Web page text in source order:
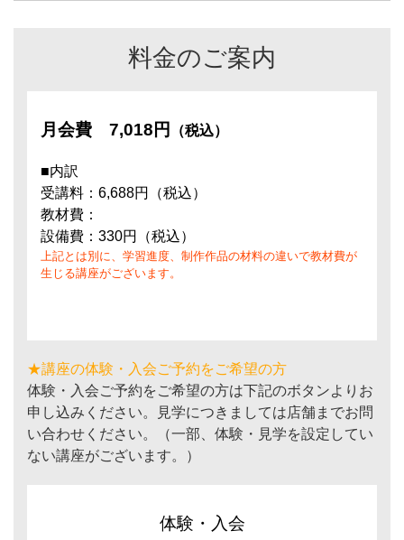
料金のご案内
月会費 7,018円 （税込）
■内訳
受講料：6,688円（税込）
教材費：
設備費：330円（税込）
上記とは別に、学習進度、制作作品の材料の違いで教材費が
生じる講座がございます。
★講座の体験・入会ご予約をご希望の方
体験・入会ご予約をご希望の方は下記のボタンよりお
申し込みください。見学につきましては店舗までお問
い合わせください。（一部、体験・見学を設定してい
ない講座がございます。）
体験・入会